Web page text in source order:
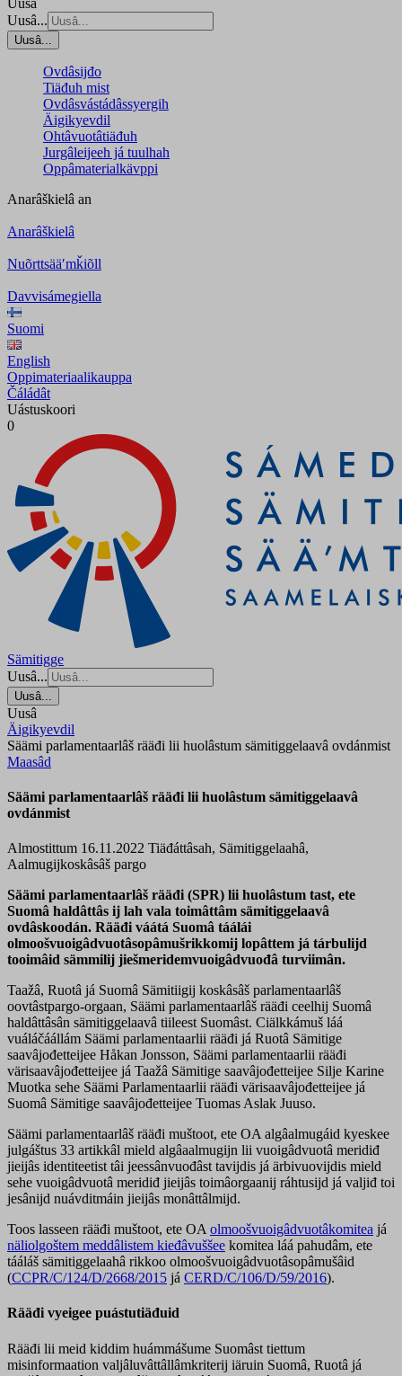
Uusâ...
Uusâ...
Ovdâsijđo
Tiäđuh mist
Ovdâsvástádâssyergih
Äigikyevdil
Ohtâvuotâtiäđuh
Jurgâleijeeh já tuulhah
Oppâmaterialkävppi
Anarâškielâ an
Anarâškielâ
Nuõrttsääʹmǩiõll
Davvisámegiella
Suomi
English
Oppimateriaalikauppa
Čáládât
Uástuskoori
0
Sämitigge
Uusâ...
Uusâ...
Uusâ
Äigikyevdil
Säämi parlamentaarlâš rääđi lii huolâstum sämitiggelaavâ ovdánmist
Maasâd
Säämi parlamentaarlâš rääđi lii huolâstum sämitiggelaavâ
ovdánmist
Almostittum 16.11.2022 Tiäđáttâsah, Sämitiggelaahâ,
Aalmugijkoskâsâš pargo
Säämi parlamentaarlâš rääđi (SPR) lii huolâstum tast, ete
Suomâ haldâttâs ij lah vala toimâttâm sämitiggelaavâ
ovdâskoodán. Rääđi váátá Suomâ táálái
olmoošvuoigâdvuotâsopâmušrikkomij lopâttem já tárbulijd
tooimâid sämmilij jiešmeridemvuoigâdvuođâ turviimân.
Taažâ, Ruotâ já Suomâ Sämitiigij koskâsâš parlamentaarlâš
oovtâstpargo-orgaan, Säämi parlamentaarlâš rääđi ceelhij Suomâ
haldâttâsân sämitiggelaavâ tiileest Suomâst. Ciälkkámuš láá
vuáláčáállám Säämi parlamentaarlii rääđi já Ruotâ Sämitige
saavâjođetteijee Håkan Jonsson, Säämi parlamentaarlii rääđi
värisaavâjođetteijee já Taažâ Sämitige saavâjođetteijee Silje Karine
Muotka sehe Säämi Parlamentaarlii rääđi värisaavâjođetteijee já
Suomâ Sämitige saavâjođetteijee Tuomas Aslak Juuso.
Säämi parlamentaarlâš rääđi muštoot, ete OA algâalmugáid kyeskee
julgáštus 33 artikkâl mield algâaalmugijn lii vuoigâdvuotâ meridiđ
jieijâs identiteetist tâi jeessânvuođâst tavijdis já ärbivuovijdis mield
sehe vuoigâdvuotâ meridiđ jieijâs toimâorgaanij ráhtusijd já valjiđ toi
jesânijd nuávditmáin jieijâs monâttâlmijd.
Toos lasseen rääđi muštoot, ete OA olmoošvuoigâdvuotâkomitea já
näliolgoštem meddâlistem kieđâvuššee komitea láá pahudâm, ete
tááláš sämitiggelaahâ rikkoo olmoošvuoigâdvuotâsopâmušâid
(CCPR/C/124/D/2668/2015 já CERD/C/106/D/59/2016).
Rääđi vyeigee puástutiäđuid
Rääđi lii meid kiddim huámmášume Suomâst tiettum
misinformaation valjâluvâttâllâmkriterij iäruin Suomâ, Ruotâ já